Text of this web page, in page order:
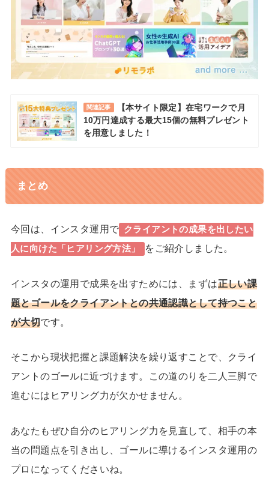
関連記事
【本サイト限定】在宅ワークで月
10万円達成する最大15個の無料プレゼント
を用意しました！
まとめ
今回は、インスタ運用で クライアントの成果を出したい
人に向けた「ヒアリング方法」
をご紹介しました。
インスタの運用で成果を出すためには、まずは正しい課
題とゴールをクライアントとの共通認識として持つこと
が大切です。
そこから現状把握と課題解決を繰り返すことで、クライ
アントのゴールに近づけます。この道のりを二人三脚で
進むにはヒアリング力が欠かせません。
あなたもぜひ自分のヒアリング力を見直して、相手の本
当の問題点を引き出し、ゴールに導けるインスタ運用の
プロになってくださいね。